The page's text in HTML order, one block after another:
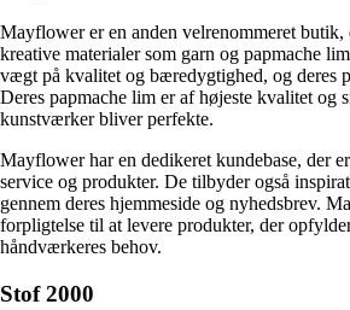
Mayflower er en anden velrenommeret butik,
kreative materialer som garn og papmache
vægt på kvalitet og bæredygtighed, og deres
Deres papmache lim er af højeste kvalitet og
kunstværker bliver perfekte.
Mayflower har en dedikeret kundebase, der
service og produkter. De tilbyder også
gennem deres hjemmeside og nyhedsbrev.
forpligtelse til at levere produkter, der
håndværkeres behov.
Stof 2000